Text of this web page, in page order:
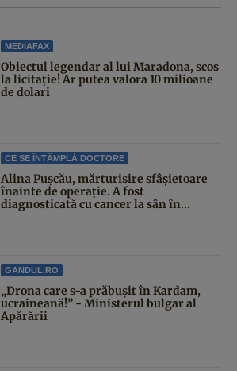
MEDIAFAX
Obiectul legendar al lui Maradona, scos
la licitație! Ar putea valora 10 milioane
de dolari
CE SE ÎNTÂMPLĂ DOCTORE
Alina Pușcău, mărturisire sfâșietoare
înainte de operație. A fost
diagnosticată cu cancer la sân în...
GANDUL.RO
„Drona care s-a prăbușit în Kardam,
ucraineană!” - Ministerul bulgar al
Apărării